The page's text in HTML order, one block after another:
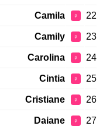
22
♀
Camila
23
♀
Camily
24
♀
Carolina
25
♀
Cintia
26
♀
Cristiane
27
♀
Daiane